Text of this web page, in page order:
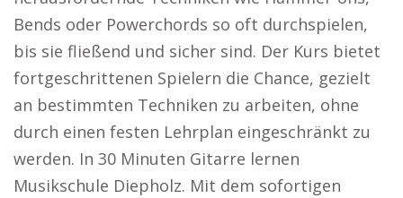
Bends oder Powerchords so oft durchspielen,
bis sie fließend und sicher sind. Der Kurs bietet
fortgeschrittenen Spielern die Chance, gezielt
an bestimmten Techniken zu arbeiten, ohne
durch einen festen Lehrplan eingeschränkt zu
werden. In 30 Minuten Gitarre lernen
Musikschule Diepholz. Mit dem sofortigen